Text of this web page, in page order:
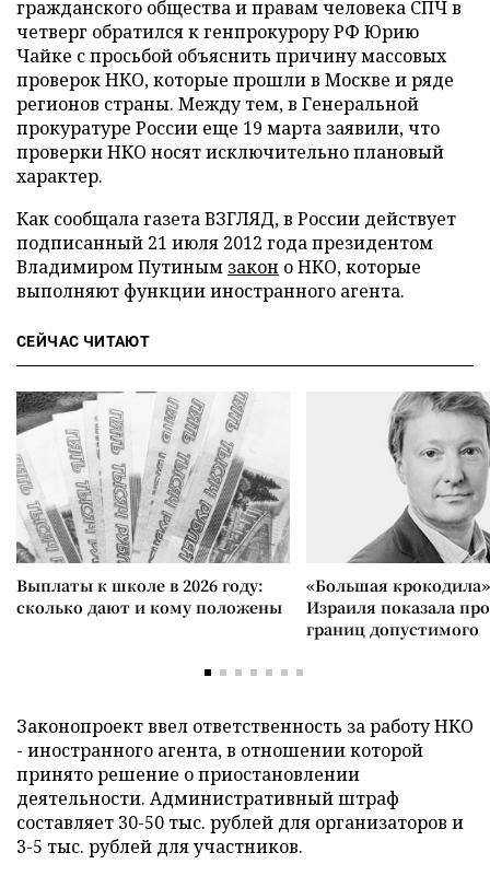
гражданского общества и правам человека СПЧ в
четверг обратился к генпрокурору РФ Юрию
Чайке с просьбой объяснить причину массовых
проверок НКО, которые прошли в Москве и ряде
регионов страны. Между тем, в Генеральной
прокуратуре России еще 19 марта заявили, что
проверки НКО носят исключительно плановый
характер.
Как сообщала газета ВЗГЛЯД, в России действует
подписанный 21 июля 2012 года президентом
Владимиром Путиным закон о НКО, которые
выполняют функции иностранного агента.
СЕЙЧАС ЧИТАЮТ
Выплаты к школе в 2026 году:
сколько дают и кому положены
«Большая
Израиля показала
границ допустимого
Законопроект ввел ответственность за работу НКО
- иностранного агента, в отношении которой
принято решение о приостановлении
деятельности. Административный штраф
составляет 30-50 тыс. рублей для организаторов и
3-5 тыс. рублей для участников.